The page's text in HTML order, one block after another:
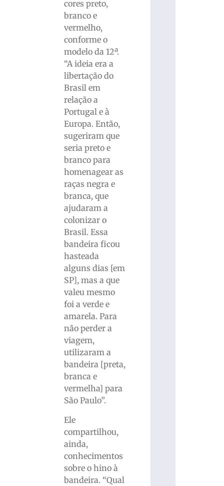
cores preto,
branco e
vermelho,
conforme o
modelo da 12ª.
“A ideia era a
libertação do
Brasil em
relação a
Portugal e à
Europa. Então,
sugeriram que
seria preto e
branco para
homenagear as
raças negra e
branca, que
ajudaram a
colonizar o
Brasil. Essa
bandeira ficou
hasteada
alguns dias [em
SP], mas a que
valeu mesmo
foi a verde e
amarela. Para
não perder a
viagem,
utilizaram a
bandeira [preta,
branca e
vermelha] para
São Paulo”.
Ele
compartilhou,
ainda,
conhecimentos
sobre o hino à
bandeira. “Qual